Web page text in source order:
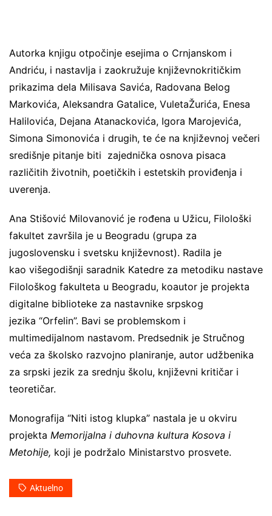
Autorka knjigu otpočinje esejima o Crnjanskom i
Andriću, i nastavlja i zaokružuje književnokritičkim
prikazima dela Milisava Savića, Radovana Belog
Markovića, Aleksandra Gatalice, VuletaŽurića, Enesa
Halilovića, Dejana Atanackovića, Igora Marojevića,
Simona Simonovića i drugih, te će na književnoj večeri
središnje pitanje biti zajednička osnova pisaca
različitih životnih, poetičkih i estetskih proviđenja i
uverenja.
Ana Stišović Milovanović je rođena u Užicu, Filološki
fakultet završila je u Beogradu (grupa za
jugoslovensku i svetsku književnost). Radila je
kao višegodišnji saradnik Katedre za metodiku nastave
Filološkog fakulteta u Beogradu, koautor je projekta
digitalne biblioteke za nastavnike srpskog
jezika “Orfelin”. Bavi se problemskom i
multimedijalnom nastavom. Predsednik je Stručnog
veća za školsko razvojno planiranje, autor udžbenika
za srpski jezik za srednju školu, književni kritičar i
teoretičar.
Monografija “Niti istog klupka” nastala je u okviru
projekta Memorijalna i duhovna kultura Kosova i
Metohije, koji je podržalo Ministarstvo prosvete.
Aktuelno